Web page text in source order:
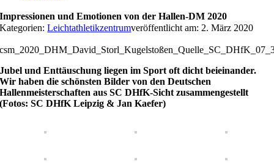
Impressionen und Emotionen von der Hallen-DM 2020
Kategorien:Leichtathletikzentrumveröffentlicht am: 2. März 2020
Jubel und Enttäuschung liegen im Sport oft dicht beieinander.
Wir haben die schönsten Bilder von den Deutschen
Hallenmeisterschaften aus SC DHfK-Sicht zusammengestellt
(Fotos: SC DHfK Leipzig & Jan Kaefer)